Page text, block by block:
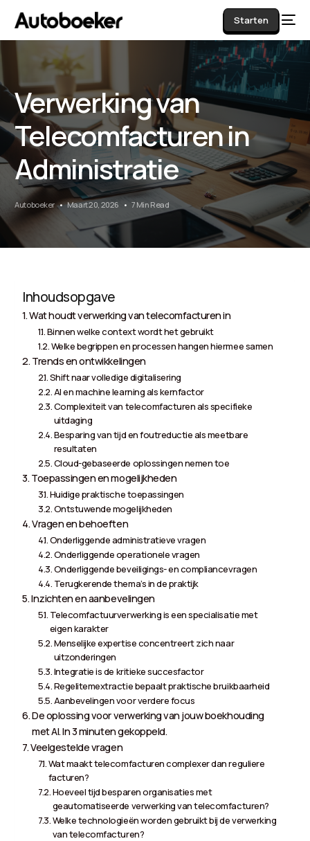
Starten
Verwerking van
Telecomfacturen in
Administratie
Autoboeker Maart 20, 2026 7 Min Read
Inhoudsopgave
Wat houdt verwerking van telecomfacturen in
Binnen welke context wordt het gebruikt
Welke begrippen en processen hangen hiermee samen
Trends en ontwikkelingen
Shift naar volledige digitalisering
AI en machine learning als kernfactor
Complexiteit van telecomfacturen als specifieke
uitdaging
Besparing van tijd en foutreductie als meetbare
resultaten
Cloud-gebaseerde oplossingen nemen toe
Toepassingen en mogelijkheden
Huidige praktische toepassingen
Ontstuwende mogelijkheden
Vragen en behoeften
Onderliggende administratieve vragen
Onderliggende operationele vragen
Onderliggende beveiligings- en compliancevragen
Terugkerende thema’s in de praktijk
Inzichten en aanbevelingen
Telecomfactuurverwerking is een specialisatie met
eigen karakter
Menselijke expertise concentreert zich naar
uitzonderingen
Integratie is de kritieke succesfactor
Regelitemextractie bepaalt praktische bruikbaarheid
Aanbevelingen voor verdere focus
De oplossing voor verwerking van jouw boekhouding
met AI. In 3 minuten gekoppeld.
Veelgestelde vragen
Wat maakt telecomfacturen complexer dan reguliere
facturen?
Hoeveel tijd besparen organisaties met
geautomatiseerde verwerking van telecomfacturen?
Welke technologieën worden gebruikt bij de verwerking
van telecomfacturen?
AI